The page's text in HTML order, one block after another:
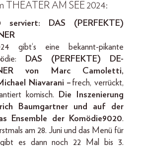
THEATER AM SEE 2024:
serviert: DAS (PERFEKTE)
gibt‘s eine bekannt-pikante
DAS (PERFEKTE) DE-
von Marc Camoletti,
Niavarani – frech, verrückt,
komisch. Die Inszenierung
Baumgartner und auf der
Ensemble der Komödie9020.
am 28. Juni und das Menü für
gibt es dann noch 22 Mal bis 3.